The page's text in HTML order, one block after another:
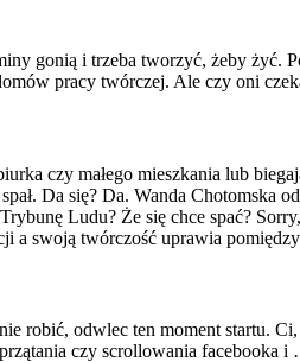
gonią i trzeba tworzyć, żeby żyć.
pracy twórczej. Ale czy oni
czy małego mieszkania lub
Da się? Da. Wanda Chotomska
Ludu? Że się chce spać?
a swoją twórczość uprawia
robić, odwlec ten moment startu.
czy scrollowania